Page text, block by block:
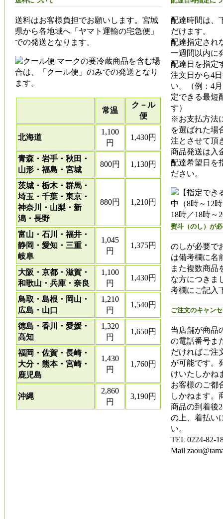
送料はお客様負担でお願いします。宮城
県から各地域へ「ヤマト運輸の宅急便」
での発送となります。
マークの要冷蔵商品を含む場
合は、「クール便」のみでの発送となり
ます。
常温
ク－ル
便
北海道
1,100
円
1,430円
青森・岩手・秋田・
山形・福島・宮城
800円 1,130円
茨城・栃木・群馬・
埼玉・千葉・東京・
神奈川・山梨・新
潟・長野
880円 1,210円
富山・石川・福井・
静岡・愛知・三重・
岐阜
1,045
円
1,375円
大阪・京都・滋賀・
和歌山・兵庫・奈良
1,100
円
1,430円
鳥取・島根・岡山・
広島・山口
1,210
円
1,540円
徳島・香川・愛媛・
高知
1,320
円
1,650円
福岡・佐賀・長崎・
大分・熊本・宮崎・
鹿児島
1,430
円
1,760円
沖縄
2,860
円
3,190円
配達時間は、
だけます。
配達指定され
一週間以内に
配達日を指定
注文日から4
い。（例：4
定できる最短
す）
※お支払方法
を選ばれた場
注とさせて頂
商品発送は入
配達希望日を
ださい。
熨斗（のし）が
のしが必要で
は備考欄に名
また複数商品
な方につきま
考欄にご記入
ご注文のキャン
当店舗が商品
の電話番号ま
だければご注
が可能です。
けいたしかね
お客様のご都
しかねます。
商品の到着後
の上、着払い
い。
TEL 0224-82-
Mail